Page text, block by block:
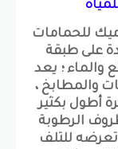
للحمامات
على طبقة
والماء ؛ يعد
والمطابخ ،
أطول بكثير
الرطوبة
تعرضه للتلف